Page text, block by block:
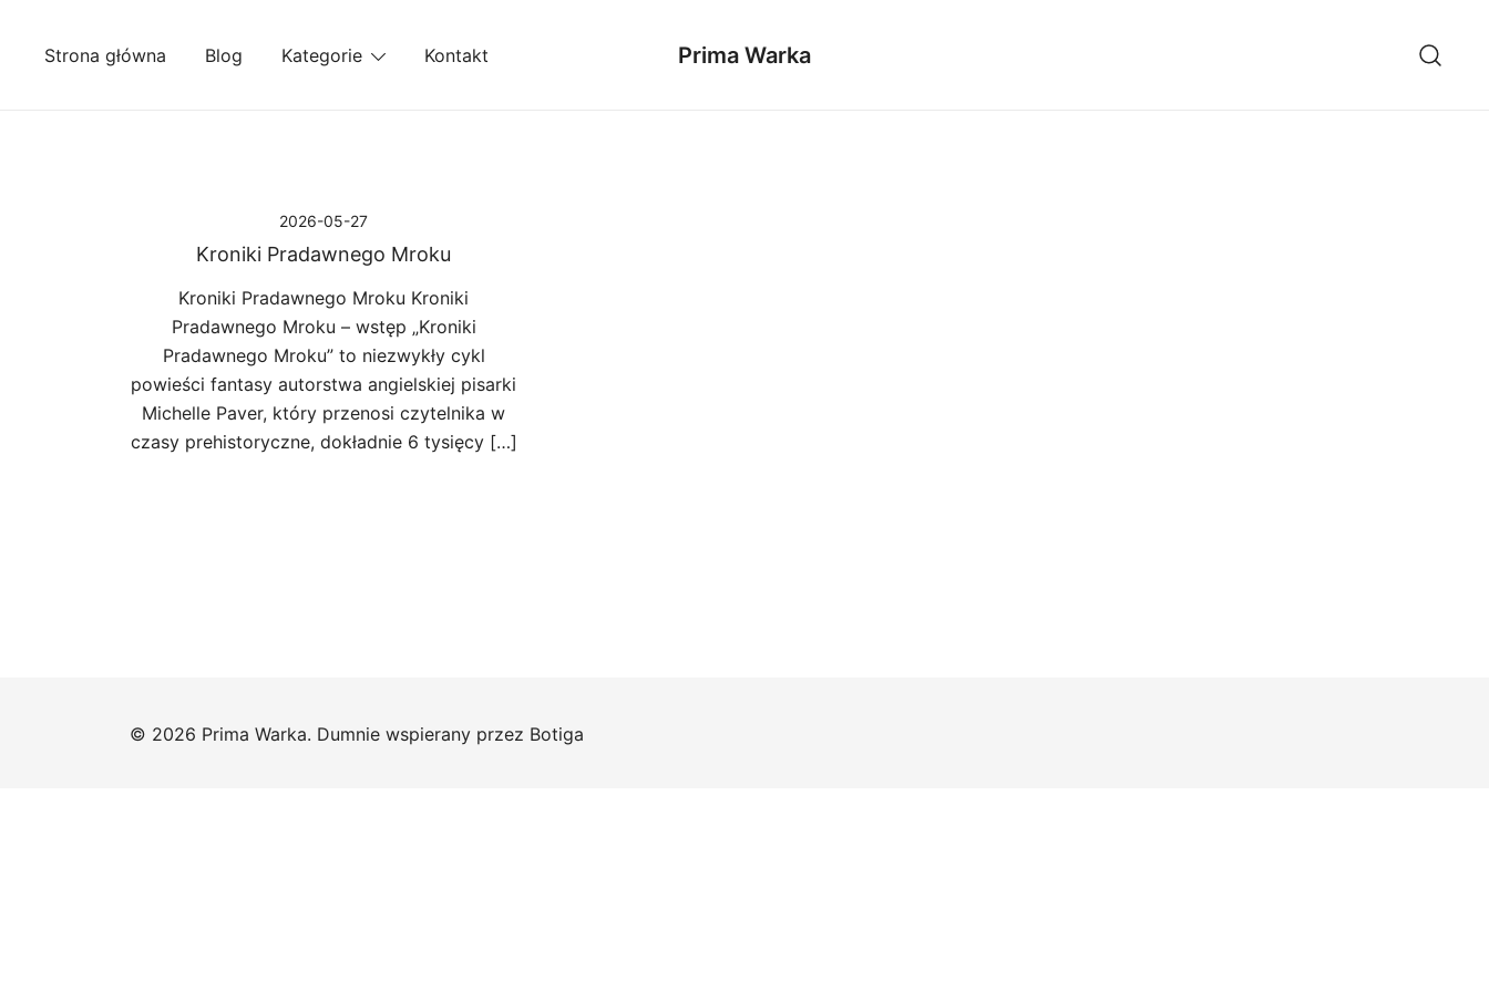
Strona główna Blog Kategorie Kontakt Prima Warka
2026-05-27
Kroniki Pradawnego Mroku
Kroniki Pradawnego Mroku Kroniki
Pradawnego Mroku – wstęp „Kroniki
Pradawnego Mroku” to niezwykły cykl
powieści fantasy autorstwa angielskiej pisarki
Michelle Paver, który przenosi czytelnika w
czasy prehistoryczne, dokładnie 6 tysięcy […]
© 2026 Prima Warka. Dumnie wspierany przez Botiga